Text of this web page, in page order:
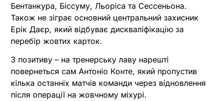
Бентанкура, Біссуму, Льоріса та Сессеньона.
Також не зіграє основний центральний захисник
Ерік Даєр, який відбуває дискваліфікацію за
перебір жовтих карток.
З позитиву – на тренерську лаву нарешті
повернеться сам Антоніо Конте, який пропустив
кілька останніх матчів команди через відновлення
після операції на жовчному міхурі.